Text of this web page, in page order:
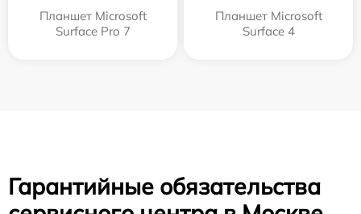
Планшет Microsoft
Surface Pro 7
Планшет Microsoft
Surface 4
Гарантийные обязательства